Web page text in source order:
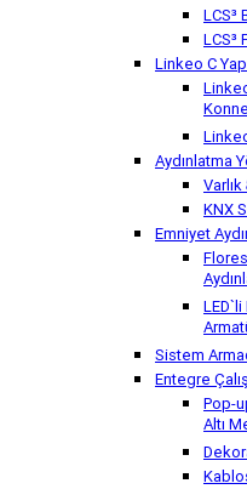
LCS³
LCS³
Linkeo C
Aydınlatma
KNX
Emniyet
Sistem
Entegre
Pop-
Altı